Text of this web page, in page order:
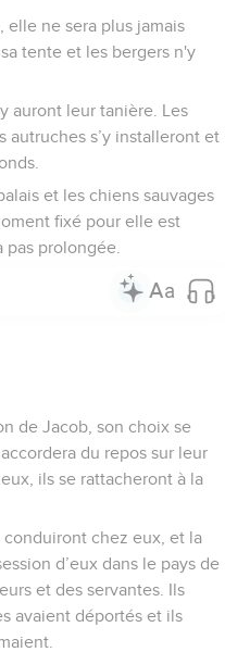
elle ne sera plus jamais
tente et les bergers n'y
auront leur tanière. Les
autruches s’y installeront et
et les chiens sauvages
fixé pour elle est
prolongée.
de Jacob, son choix se
du repos sur leur
ils se rattacheront à la
chez eux, et la
d’eux dans le pays de
et des servantes. Ils
avaient déportés et ils